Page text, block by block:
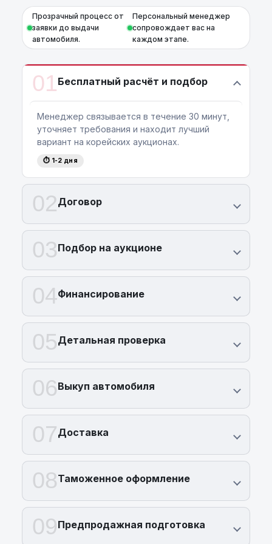
Прозрачный процесс от
заявки до выдачи
автомобиля.
Персональный менеджер
сопровождает вас на
каждом этапе.
01Бесплатный расчёт и подбор
Менеджер связывается в течение 30 минут,
уточняет требования и находит лучший
вариант на корейских аукционах.
⏱ 1-2 дня
02Договор
03Подбор на аукционе
04Финансирование
05Детальная проверка
06Выкуп автомобиля
07Доставка
08Таможенное оформление
09Предпродажная подготовка